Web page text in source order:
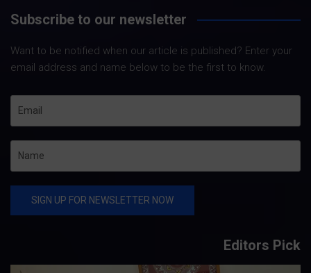
Subscribe to our newsletter
Want to be notified when our article is published? Enter your
email address and name below to be the first to know.
Editors Pick